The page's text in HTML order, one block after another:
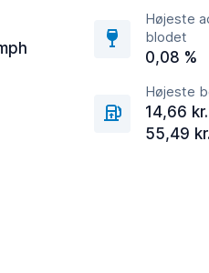
Højeste
blodet
0,08 %
Højeste
14,66
55,49